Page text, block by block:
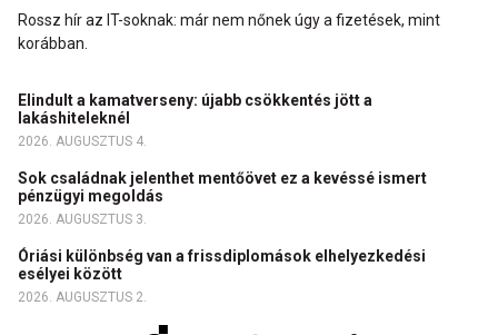
Rossz hír az IT-soknak: már nem nőnek úgy a fizetések, mint
korábban.
Elindult a kamatverseny: újabb csökkentés jött a
lakáshiteleknél
2026. AUGUSZTUS 4.
Sok családnak jelenthet mentőövet ez a kevéssé ismert
pénzügyi megoldás
2026. AUGUSZTUS 3.
Óriási különbség van a frissdiplomások elhelyezkedési
esélyei között
2026. AUGUSZTUS 2.